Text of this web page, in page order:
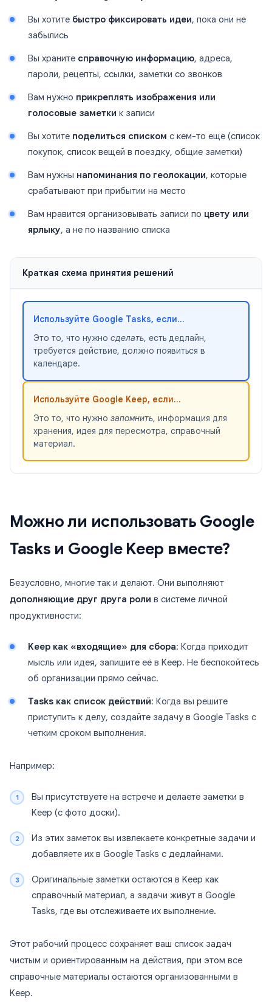
Вы хотите быстро фиксировать идеи, пока они не
забылись
Вы храните справочную информацию, адреса,
пароли, рецепты, ссылки, заметки со звонков
Вам нужно прикреплять изображения или
голосовые заметки к записи
Вы хотите поделиться списком с кем-то еще (список
покупок, список вещей в поездку, общие заметки)
Вам нужны напоминания по геолокации, которые
срабатывают при прибытии на место
Вам нравится организовывать записи по цвету или
ярлыку, а не по названию списка
Краткая схема принятия решений
Используйте Google Tasks, если...
Это то, что нужно сделать, есть дедлайн,
требуется действие, должно появиться в
календаре.
Используйте Google Keep, если...
Это то, что нужно запомнить, информация для
хранения, идея для пересмотра, справочный
материал.
Можно ли использовать Google
Tasks и Google Keep вместе?
Безусловно, многие так и делают. Они выполняют
дополняющие друг друга роли в системе личной
продуктивности:
Keep как «входящие» для сбора: Когда приходит
мысль или идея, запишите её в Keep. Не беспокойтесь
об организации прямо сейчас.
Tasks как список действий: Когда вы решите
приступить к делу, создайте задачу в Google Tasks с
четким сроком выполнения.
Например:
Вы присутствуете на встрече и делаете заметки в
Keep (с фото доски).
Из этих заметок вы извлекаете конкретные задачи и
добавляете их в Google Tasks с дедлайнами.
Оригинальные заметки остаются в Keep как
справочный материал, а задачи живут в Google
Tasks, где вы отслеживаете их выполнение.
Этот рабочий процесс сохраняет ваш список задач
чистым и ориентированным на действия, при этом все
справочные материалы остаются организованными в
Keep.